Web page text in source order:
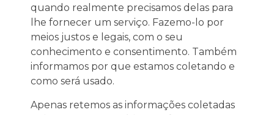
quando realmente precisamos delas para
lhe fornecer um serviço. Fazemo-lo por
meios justos e legais, com o seu
conhecimento e consentimento. Também
informamos por que estamos coletando e
como será usado.
Apenas retemos as informações coletadas